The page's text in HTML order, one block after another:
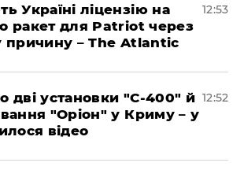
Україні ліцензію на
ракет для Patriot через
причину – The Atlantic
12:53
дві установки "С-400" й
"Оріон" у Криму – у
відео
12:52